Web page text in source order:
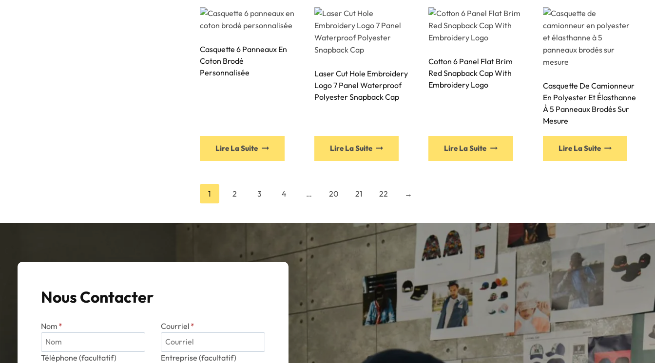
Casquette 6 Panneaux En
Coton Brodé
Personnalisée
Lire La Suite
Laser Cut Hole Embroidery
Logo 7 Panel Waterproof
Polyester Snapback Cap
Lire La Suite
Cotton 6 Panel Flat Brim
Red Snapback Cap With
Embroidery Logo
Lire La Suite
Casquette De Camionneur
En Polyester Et Élasthanne
À 5 Panneaux Brodés Sur
Mesure
Lire La Suite
1 2 3 4 … 20 21 22 →
Nous Contacter
Nom * Courriel *
Téléphone (facultatif) Entreprise (facultatif)